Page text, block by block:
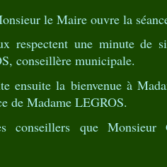
le Maire ouvre la
respectent une minute de
conseillère municipale.
ensuite la bienvenue à
de Madame LEGROS.
conseillers que Monsieur